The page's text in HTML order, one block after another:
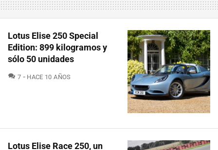
Lotus Elise 250 Special
Edition: 899 kilogramos y
sólo 50 unidades
7 COMENTARIOS
HACE 10 AÑOS
Lotus Elise Race 250, un